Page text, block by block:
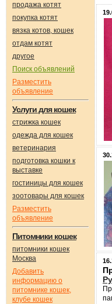
продажа котят
покупка котят
вязка котов, кошек
отдам котят
другое
Поиск объявлений
Разместить
объявление
Услуги для кошек
стрижка кошек
одежда для кошек
ветеринария
подготовка кошки к
выставке
гостиницы для кошек
зоотовары для кошек
Разместить
объявление
Питомники кошек
питомники кошек
Москва
Добавить
информацию о
питомнике кошек,
клубе кошек